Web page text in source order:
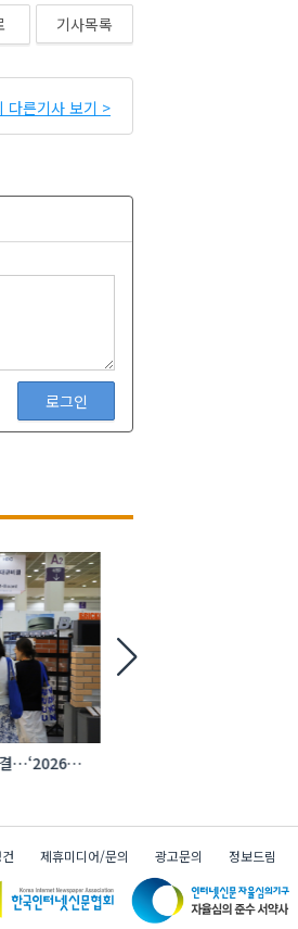
기사목록
다른기사 보기 >
로그인
결…‘2026
무료
제휴미디어/문의 광고문의
정보드림